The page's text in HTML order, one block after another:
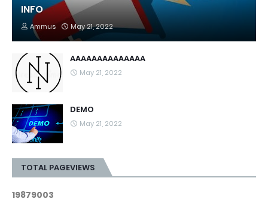
INFO
Ammus May 21, 2022
AAAAAAAAAAAAAA
May 21, 2022
DEMO
May 21, 2022
TOTAL PAGEVIEWS
19879003